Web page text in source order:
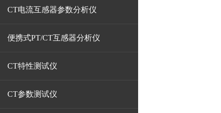
CT电流互感器参数分析仪
便携式PT/CT互感器分析仪
CT特性测试仪
CT参数测试仪